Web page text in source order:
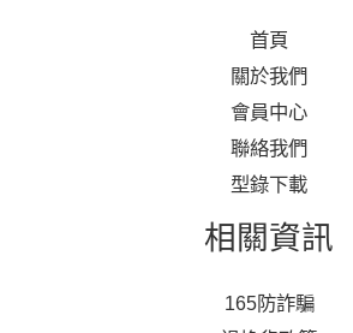
首頁
關於我們
會員中心
聯絡我們
型錄下載
相關資訊
165防詐騙